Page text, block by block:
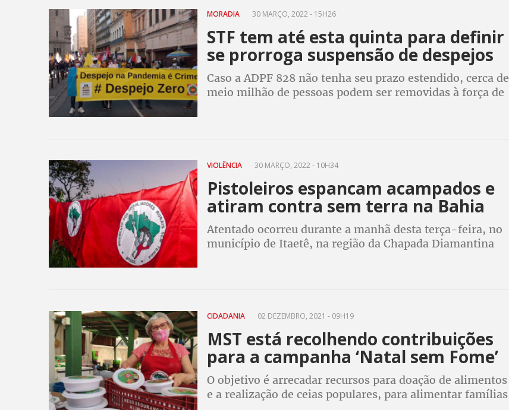
MORADIA 30 MARÇO, 2022 - 15H26
STF tem até esta quinta para definir
se prorroga suspensão de despejos
Caso a ADPF 828 não tenha seu prazo estendido, cerca de
meio milhão de pessoas podem ser removidas à força de
VIOLÊNCIA 30 MARÇO, 2022 - 10H34
Pistoleiros espancam acampados e
atiram contra sem terra na Bahia
Atentado ocorreu durante a manhã desta terça-feira, no
município de Itaetê, na região da Chapada Diamantina
CIDADANIA 02 DEZEMBRO, 2021 - 09H19
MST está recolhendo contribuições
para a campanha ‘Natal sem Fome’
O objetivo é arrecadar recursos para doação de alimentos
e a realização de ceias populares, para alimentar famílias